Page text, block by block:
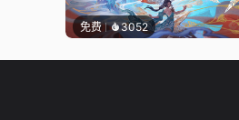
免费 3052